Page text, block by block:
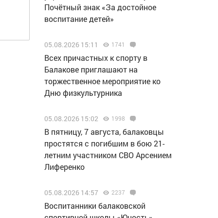
Почётный знак «За достойное
воспитание детей»
05.08.2026 15:11 1741
Всех причастных к спорту в
Балакове приглашают на
торжественное мероприятие ко
Дню физкультурника
05.08.2026 15:02 1998
В пятницу, 7 августа, балаковцы
простятся с погибшим в бою 21-
летним участником СВО Арсением
Лиференко
05.08.2026 14:57 2237
Воспитанники балаковской